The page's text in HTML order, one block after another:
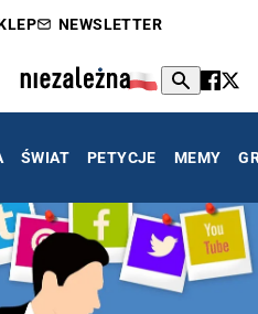
NEWSLETTER
ŚWIAT PETYCJE MEMY